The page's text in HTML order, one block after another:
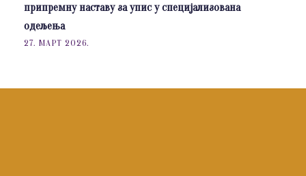
припремну наставу за упис у специјализована
одељења
27. МАРТ 2026.